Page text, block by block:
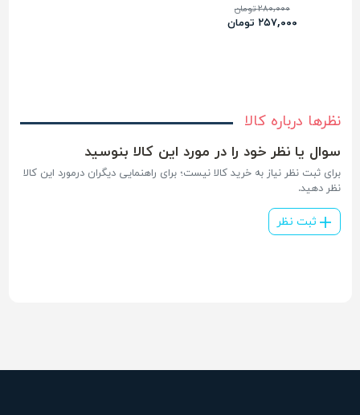
۲۸۰,۰۰۰ تومان
۲۵۷,۰۰۰ تومان
نظرها درباره کالا
سوال یا نظر خود را در مورد این کالا بنوسید
برای ثبت نظر نیاز به خرید کالا نیست؛ برای راهنمایی دیگران درمورد این کالا
نظر دهید.
ثبت نظر